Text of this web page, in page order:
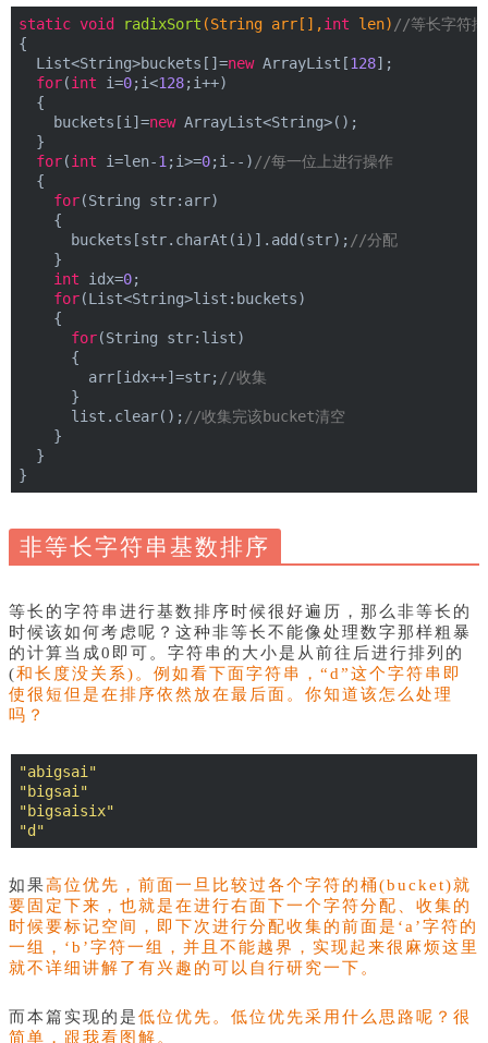
static void radixSort (String arr[],int len) //等长字符
{
List<String>buckets[]=new ArrayList[128];
for(int i=0;i<128;i++)
{
buckets[i]=new ArrayList<String>();
}
for(int i=len-1 ;i>=0;i--) //每一位上进行操作
{
for(String str:arr)
{
buckets[str.charAt(i)].add(str); //分配
}
int idx=0;
for(List<String>list:buckets)
{
for(String str:list)
{
arr[idx++]=str; //收集
}
list.clear(); //收集完该bucket清空
}
}
}
非等长字符串基数排序
等长的字符串进行基数排序时候很好遍历，那么非等长的
时候该如何考虑呢？这种非等长不能像处理数字那样粗暴
的计算当成0即可。字符串的大小是从前往后进行排列的
(和长度没关系)。例如看下面字符串，“d”这个字符串即
使很短但是在排序依然放在最后面。你知道该怎么处理
吗？
"abigsai"
"bigsai"
"bigsaisix"
"d"
如果高位优先，前面一旦比较过各个字符的桶(bucket)就
要固定下来，也就是在进行右面下一个字符分配、收集的
时候要标记空间，即下次进行分配收集的前面是‘a’字符的
一组，‘b’字符一组，并且不能越界，实现起来很麻烦这里
就不详细讲解了有兴趣的可以自行研究一下。
而本篇实现的是低位优先。低位优先采用什么思路呢？很
简单，跟我看图解。